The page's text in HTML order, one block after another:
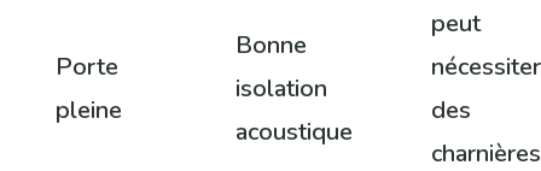
Porte
pleine
Bonne
isolation
acoustique
peut
nécessiter
des
charnières